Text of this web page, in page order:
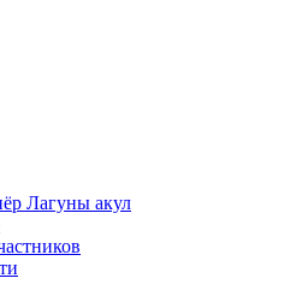
Лагуны акул